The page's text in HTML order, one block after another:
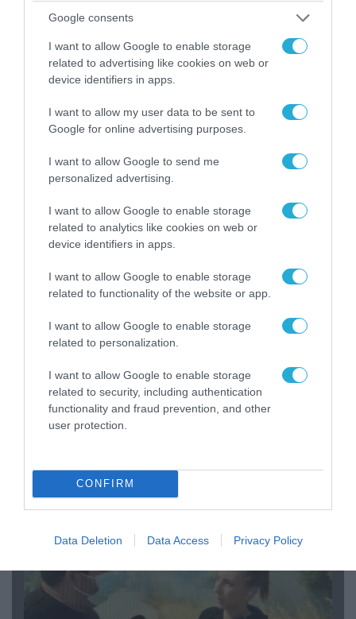
Google consents
I want to allow Google to enable storage
related to advertising like cookies on web or
device identifiers in apps.
I want to allow my user data to be sent to
Google for online advertising purposes.
I want to allow Google to send me
personalized advertising.
I want to allow Google to enable storage
related to analytics like cookies on web or
device identifiers in apps.
I want to allow Google to enable storage
related to functionality of the website or app.
I want to allow Google to enable storage
related to personalization.
I want to allow Google to enable storage
related to security, including authentication
functionality and fraud prevention, and other
user protection.
CONFIRM
Data Deletion Data Access Privacy Policy
Αυτή την ώρα το τελευταίο «αντίο» στον πρώην
04.08.2026 | 13:02
που γέλασε στη φωτιά